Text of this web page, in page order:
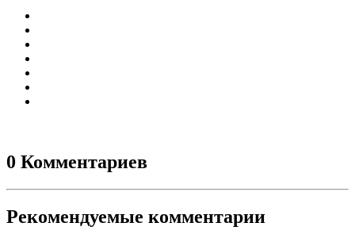
0 Комментариев
Рекомендуемые комментарии